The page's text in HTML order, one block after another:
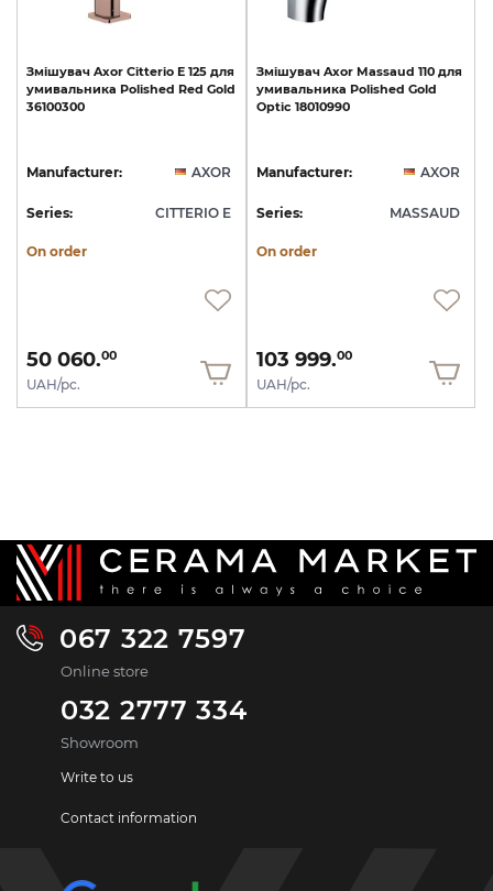
Змішувач Axor Citterio E 125 для
умивальника Polished Red Gold
36100300
Manufacturer: AXOR
Series: CITTERIO E
On order
50 060.00
UAH/pc.
Змішувач Axor Massaud 110 для
умивальника Polished Gold
Optic 18010990
Manufacturer: AXOR
Series: MASSAUD
On order
103 999.00
UAH/pc.
067 322 7597
Online store
032 2777 334
Showroom
Write to us
Contact information